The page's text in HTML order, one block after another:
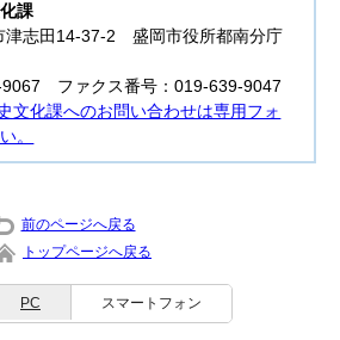
課
志田14-37-2 盛岡市役所都南分庁
9067 ファクス番号：019-639-9047
化課へのお問い合わせは専用フォ
。
前のページへ戻る
トップページへ戻る
PC スマートフォン